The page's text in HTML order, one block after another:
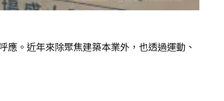
。近年來除聚焦建築本業外，也透過運動、